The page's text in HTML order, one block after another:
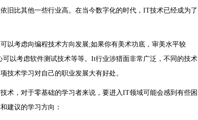
旧比其他一些行业高。在当今数字化的时代，IT技术已经成为了
考虑向编程技术方向发展;如果你有美术功底，审美水平较
以考虑软件测试技术等等。It行业涉猎面非常广泛，不同的技术
技术学习对自己的职业发展大有好处。
，对于零基础的学习者来说，要进入IT领域可能会感到有些困
建议的学习方向：